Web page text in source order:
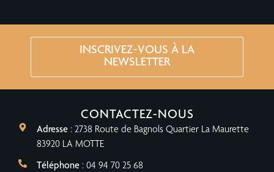
INSCRIVEZ-VOUS À LA
NEWSLETTER
CONTACTEZ-NOUS
Adresse : 2738 Route de Bagnols Quartier La Maurette
83920 LA MOTTE
Téléphone : 04 94 70 25 68